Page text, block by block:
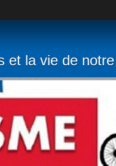
et la vie de